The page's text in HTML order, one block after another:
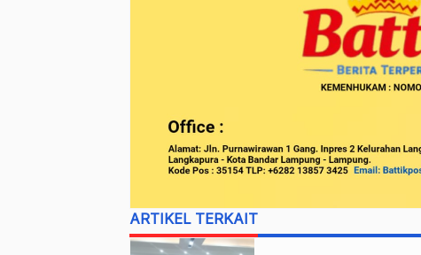
ARTIKEL TERKAIT